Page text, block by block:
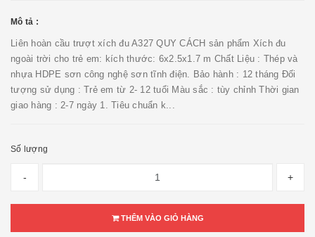
Mô tả :
Liên hoàn cầu trượt xích đu A327 QUY CÁCH sản phẩm Xích đu
ngoài trời cho trẻ em: kích thước: 6x2.5x1.7 m Chất Liệu : Thép và
nhựa HDPE sơn công nghệ sơn tĩnh điện. Bảo hành : 12 tháng Đối
tượng sử dụng : Trẻ em từ 2- 12 tuổi Màu sắc : tùy chỉnh Thời gian
giao hàng : 2-7 ngày 1. Tiêu chuẩn k...
Số lượng
- +
THÊM VÀO GIỎ HÀNG